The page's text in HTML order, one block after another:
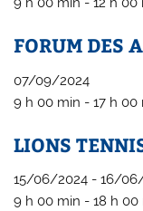
FORUM DES
07/09/2024
9 h 00 min - 17 h 00
LIONS
15/06/2024 - 16/
9 h 00 min - 18 h 00